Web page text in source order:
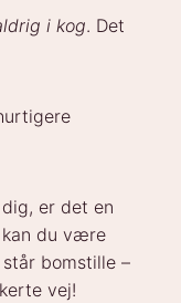
i kog. Det
er det en
du være
bomstille –
vej!